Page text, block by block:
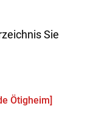
Sie
Ötigheim]